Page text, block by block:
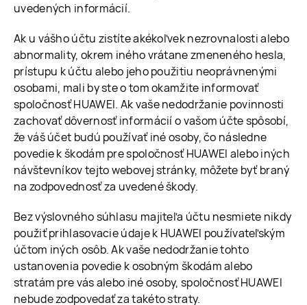
uvedených informácií.
Ak u vášho účtu zistíte akékoľvek nezrovnalosti alebo
abnormality, okrem iného vrátane zmeneného hesla,
prístupu k účtu alebo jeho použitiu neoprávnenými
osobami, mali by ste o tom okamžite informovať
spoločnosť HUAWEI. Ak vaše nedodržanie povinnosti
zachovať dôvernosť informácií o vašom účte spôsobí,
že váš účet budú používať iné osoby, čo následne
povedie k škodám pre spoločnosť HUAWEI alebo iných
návštevníkov tejto webovej stránky, môžete byť braný
na zodpovednosť za uvedené škody.
Bez výslovného súhlasu majiteľa účtu nesmiete nikdy
použiť prihlasovacie údaje k HUAWEI používateľským
účtom iných osôb. Ak vaše nedodržanie tohto
ustanovenia povedie k osobným škodám alebo
stratám pre vás alebo iné osoby, spoločnosť HUAWEI
nebude zodpovedať za takéto straty.